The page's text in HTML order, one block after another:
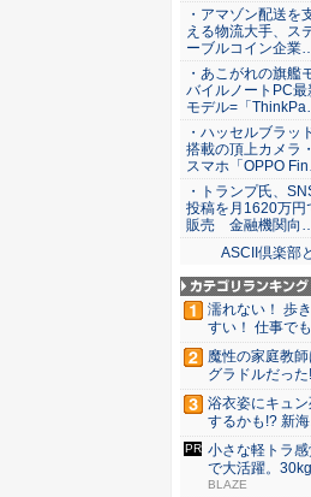
・アマゾン配送を
える物流大手、ス
ーブルコイン企業
・あこがれの旗艦
バイルノートPC最
モデル=「
・ハッセルブラッ
搭載の頂上カメラ・
スマホ「OPPO
・トランプ氏、
投稿を月1620万円
販売 金融機関向
ASCII倶楽部
濡れない！ 歩
すい！ 仕事で
ける...
魔性の家庭教師
グラドルだっ
村雨...
浴衣姿にキュ
するかも!? 新
きが...
小さな軽トラ
で大活躍。
める...
BLAZE